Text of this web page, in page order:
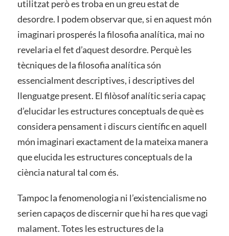
utilitzat però es troba en un greu estat de
desordre. I podem observar que, si en aquest món
imaginari prosperés la filosofia analítica, mai no
revelaria el fet d’aquest desordre. Perquè les
tècniques de la filosofia analítica són
essencialment descriptives, i descriptives del
llenguatge present. El filòsof analític seria capaç
d’elucidar les estructures conceptuals de què es
considera pensament i discurs científic en aquell
món imaginari exactament de la mateixa manera
que elucida les estructures conceptuals de la
ciència natural tal com és.
Tampoc la fenomenologia ni l’existencialisme no
serien capaços de discernir que hi ha res que vagi
malament. Totes les estructures de la